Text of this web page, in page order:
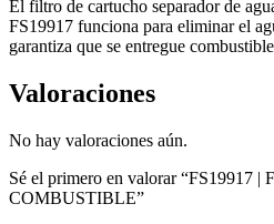
El filtro de cartucho separador de
FS19917 funciona para eliminar el
garantiza que se entregue
Valoraciones
No hay valoraciones aún.
Sé el primero en valorar “FS19917
COMBUSTIBLE”